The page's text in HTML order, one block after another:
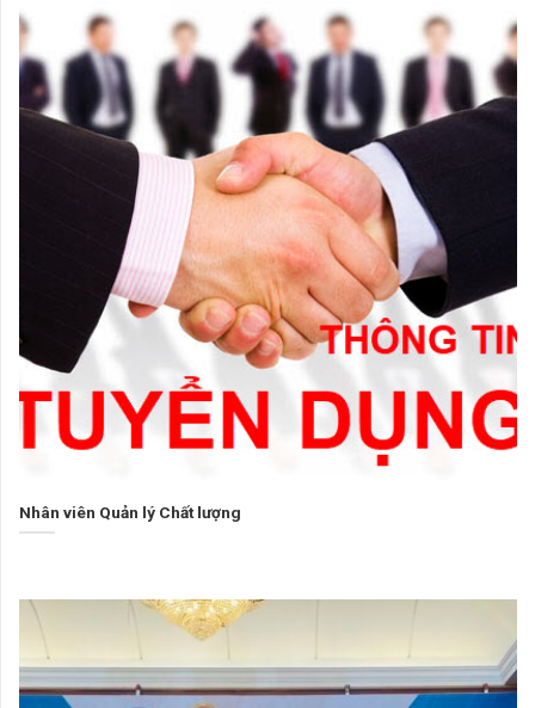
Nhân viên Quản lý Chất lượng